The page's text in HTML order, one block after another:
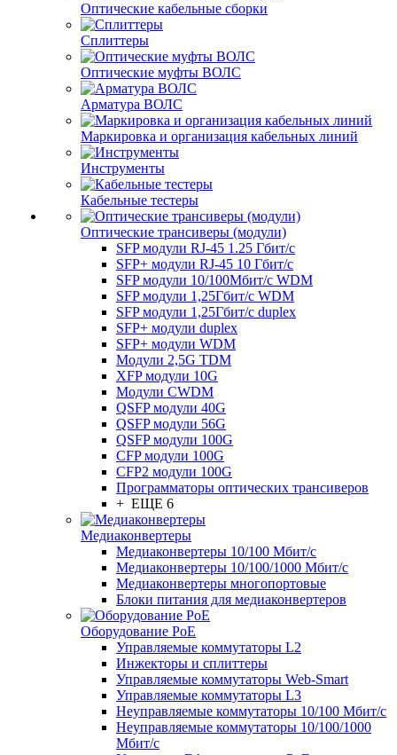
Оптические кабельные сборки
Сплиттеры
Оптические муфты ВОЛС
Арматура ВОЛС
Маркировка и организация кабельных линий
Инструменты
Кабельные тестеры
Оптические трансиверы (модули)
SFP модули RJ-45 1.25 Гбит/c
SFP+ модули RJ-45 10 Гбит/c
SFP модули 10/100Мбит/с WDM
SFP модули 1,25Гбит/с WDM
SFP модули 1,25Гбит/с duplex
SFP+ модули duplex
SFP+ модули WDM
Модули 2,5G TDM
XFP модули 10G
Модули CWDM
QSFP модули 40G
QSFP модули 56G
QSFP модули 100G
CFP модули 100G
CFP2 модули 100G
Программаторы оптических трансиверов
+ ЕЩЕ 6
Медиаконвертеры
Медиаконвертеры 10/100 Мбит/с
Медиаконвертеры 10/100/1000 Мбит/c
Медиаконвертеры многопортовые
Блоки питания для медиаконвертеров
Оборудование PoE
Управляемые коммутаторы L2
Инжекторы и сплиттеры
Управляемые коммутаторы Web-Smart
Управляемые коммутаторы L3
Неуправляемые коммутаторы 10/100 Мбит/с
Неуправляемые коммутаторы 10/100/1000
Мбит/с